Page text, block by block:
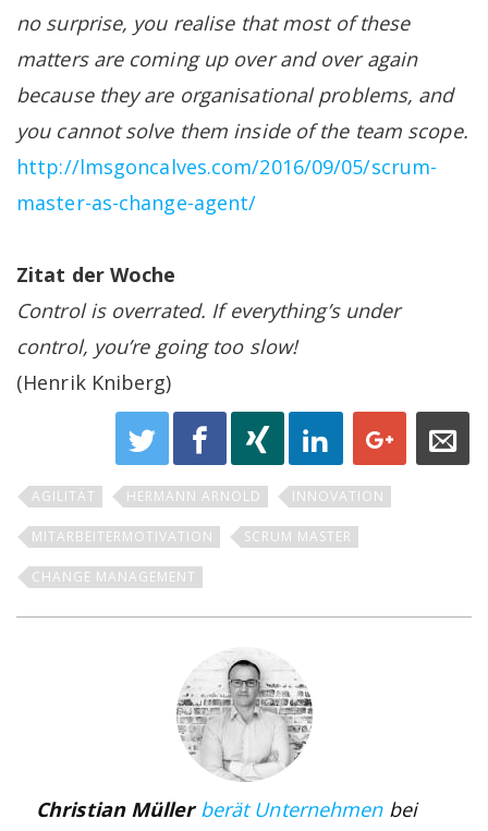
no surprise, you realise that most of these
matters are coming up over and over again
because they are organisational problems, and
you cannot solve them inside of the team scope.
http://lmsgoncalves.com/2016/09/05/scrum-
master-as-change-agent/
Zitat der Woche
Control is overrated. If everything’s under
control, you’re going too slow!
(Henrik Kniberg)
AGILITÄT HERMANN ARNOLD INNOVATION
MITARBEITERMOTIVATION SCRUM MASTER
CHANGE MANAGEMENT
Christian Müller berät Unternehmenbei